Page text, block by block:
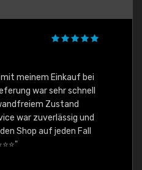
meinem Einkauf bei
war sehr schnell
Zustand
war zuverlässig und
Shop auf jeden Fall